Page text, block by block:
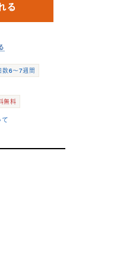
数6～7週間
無料